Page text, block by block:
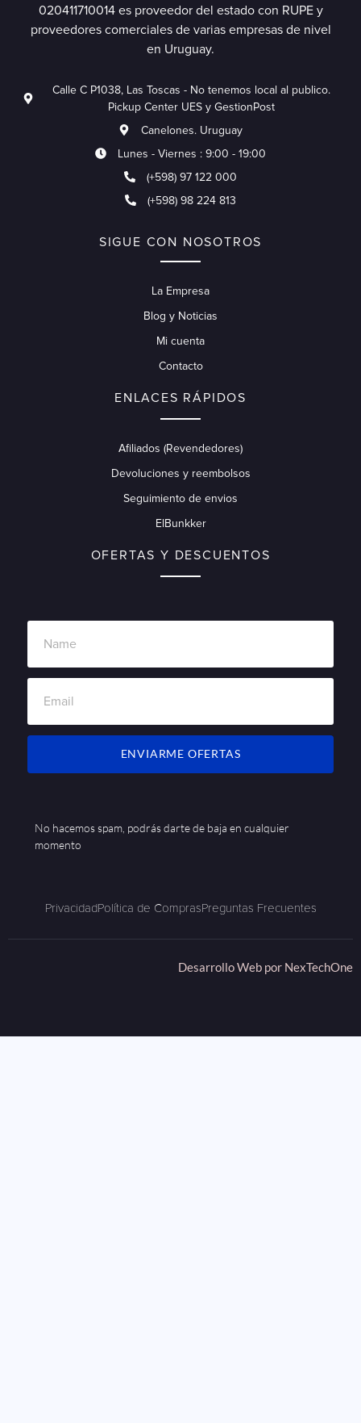
020411710014 es proveedor del estado con RUPE y
proveedores comerciales de varias empresas de nivel
en Uruguay.
Calle C P1038, Las Toscas - No tenemos local al publico.
Pickup Center UES y GestionPost
Canelones. Uruguay
Lunes - Viernes : 9:00 - 19:00
(+598) 97 122 000
(+598) 98 224 813
SIGUE CON NOSOTROS
La Empresa
Blog y Noticias
Mi cuenta
Contacto
ENLACES RÁPIDOS
Afiliados (Revendedores)
Devoluciones y reembolsos
Seguimiento de envios
ElBunkker
OFERTAS Y DESCUENTOS
ENVIARME OFERTAS
No hacemos spam, podrás darte de baja en cualquier
momento
PrivacidadPolítica de ComprasPreguntas Frecuentes
Desarrollo Web por NexTechOne